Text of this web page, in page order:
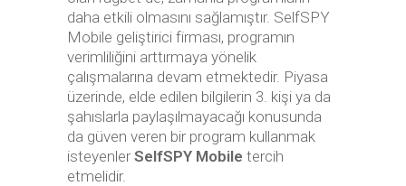
daha etkili olmasını sağlamıştır. SelfSPY
Mobile geliştirici firması, programın
verimliliğini arttırmaya yönelik
çalışmalarına devam etmektedir. Piyasa
üzerinde, elde edilen bilgilerin 3. kişi ya da
şahıslarla paylaşılmayacağı konusunda
da güven veren bir program kullanmak
isteyenler SelfSPY Mobile tercih
etmelidir.